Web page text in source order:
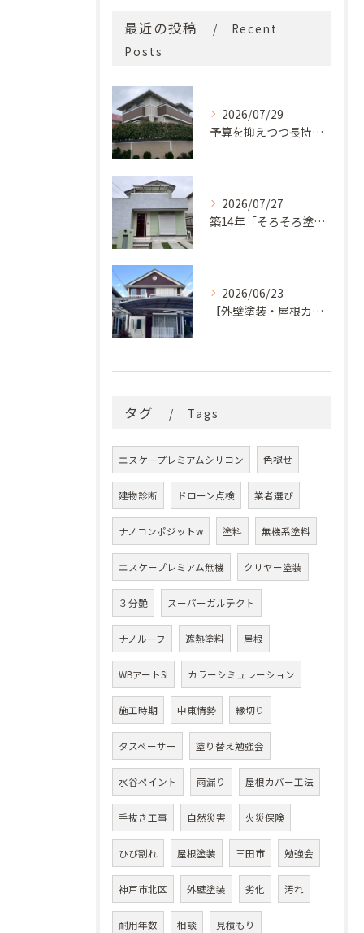
最近の投稿
Recent
Posts
2026/07/29
予算を抑えつつ長持ち！築33年モルタル外壁と屋根の塗り替え
2026/07/27
築14年「そろそろ塗り替え時？」コケ・汚れが気になっていた神戸市北区M様邸が新築同様の美しい外観に蘇るまで
2026/06/23
【外壁塗装・屋根カバー工法】築29年の剥がれや汚れのお悩みを「ナノコンポジットW」と屋根カバー工法で解決
タグ Tags
エスケープレミアムシリコン 色褪せ
建物診断 ドローン点検 業者選び
ナノコンポジットw 塗料 無機系塗料
エスケープレミアム無機 クリヤー塗装
３分艶 スーパーガルテクト
ナノルーフ 遮熱塗料 屋根
WBアートSi カラーシミュレーション
施工時期 中東情勢 縁切り
タスペーサー 塗り替え勉強会
水谷ペイント 雨漏り 屋根カバー工法
手抜き工事 自然災害 火災保険
ひび割れ 屋根塗装 三田市 勉強会
神戸市北区 外壁塗装 劣化 汚れ
耐用年数 相談 見積もり